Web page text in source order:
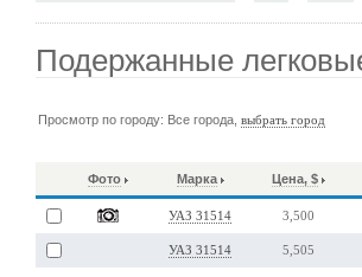
Подержанные
Просмотр по городу: Все города,выбрать город
Фото Марка Цена, $
УАЗ 31514 3,500
УАЗ 31514 5,505